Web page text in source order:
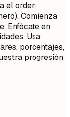
el orden
Comienza
Enfócate en
Usa
porcentajes,
progresión